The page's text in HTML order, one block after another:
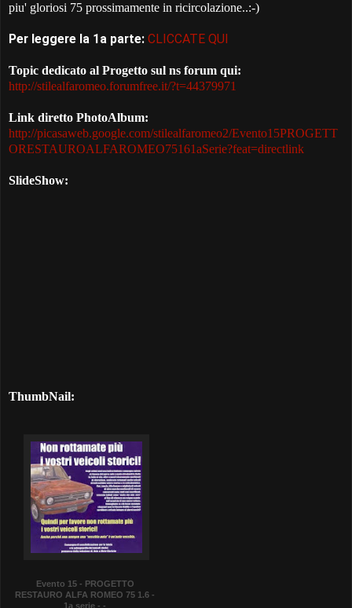
piu' gloriosi 75 prossimamente in ricircolazione..:-)
Per leggere la 1a parte: CLICCATE QUI
Topic dedicato al Progetto sul ns forum qui:
http://stilealfaromeo.forumfree.it/?t=44379971
Link diretto PhotoAlbum:
http://picasaweb.google.com/stilealfaromeo2/Evento15PROGETT
ORESTAUROALFAROMEO75161aSerie?feat=directlink
SlideShow:
ThumbNail:
Evento 15 - PROGETTO
RESTAURO ALFA ROMEO 75 1.6 -
1a serie - -